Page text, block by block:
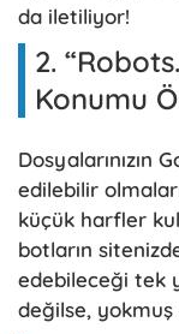
da iletiliyor!
2.
Konumu
Dosyalarınızın
edilebilir
küçük harfler
botların
edebileceği tek
değilse,